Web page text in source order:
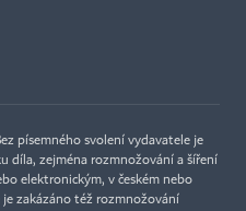
písemného svolení vydavatele je
díla, zejména rozmnožování a šíření
elektronickým, v českém nebo
je zakázáno též rozmnožování